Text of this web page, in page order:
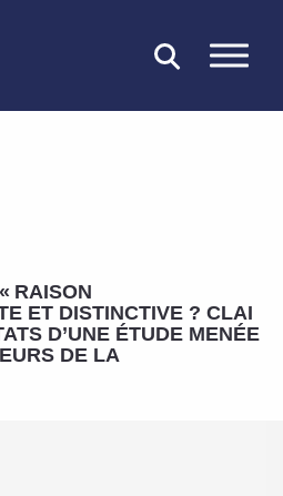
FERMER
RAISON
ET DISTINCTIVE ? CLAI
D’UNE ÉTUDE MENÉE
DE LA